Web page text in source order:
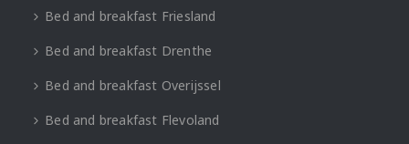
Bed and breakfast Friesland
Bed and breakfast Drenthe
Bed and breakfast Overijssel
Bed and breakfast Flevoland